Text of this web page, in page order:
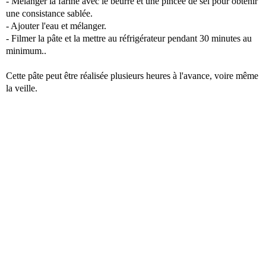
une consistance sablée.
- Ajouter l'eau et mélanger.
- Filmer la pâte et la mettre au réfrigérateur pendant 30 minutes au
minimum..
Cette pâte peut être réalisée plusieurs heures à l'avance, voire même
la veille.